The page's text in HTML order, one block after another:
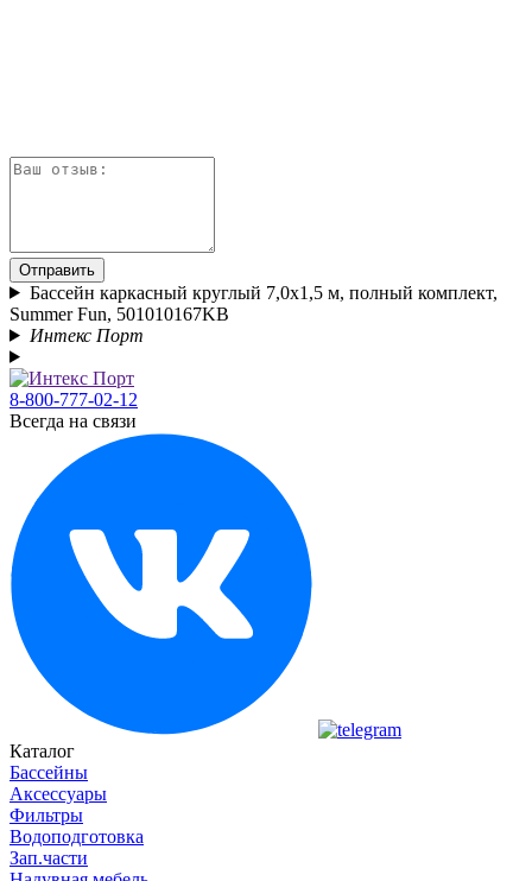
Отправить
Бассейн каркасный круглый 7,0х1,5 м, полный комплект,
Summer Fun, 501010167KB
Интекс Порт
8-800-777-02-12
Всегда на связи
Каталог
Бассейны
Аксессуары
Фильтры
Водоподготовка
Зап.части